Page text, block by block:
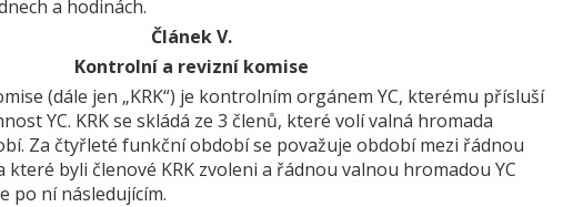
a hodinách.
Článek V.
Kontrolní a revizní komise
(dále jen „KRK“) je kontrolním orgánem YC, kterému přísluší
YC. KRK se skládá ze 3 členů, které volí valná hromada
Za čtyřleté funkční období se považuje období mezi řádnou
které byli členové KRK zvoleni a řádnou valnou hromadou YC
po ní následujícím.